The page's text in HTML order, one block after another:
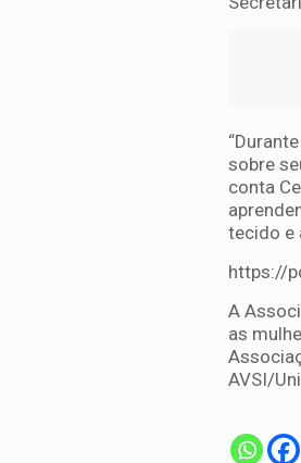
sobre
conta
tecido e
https://
A
as
AVSI/